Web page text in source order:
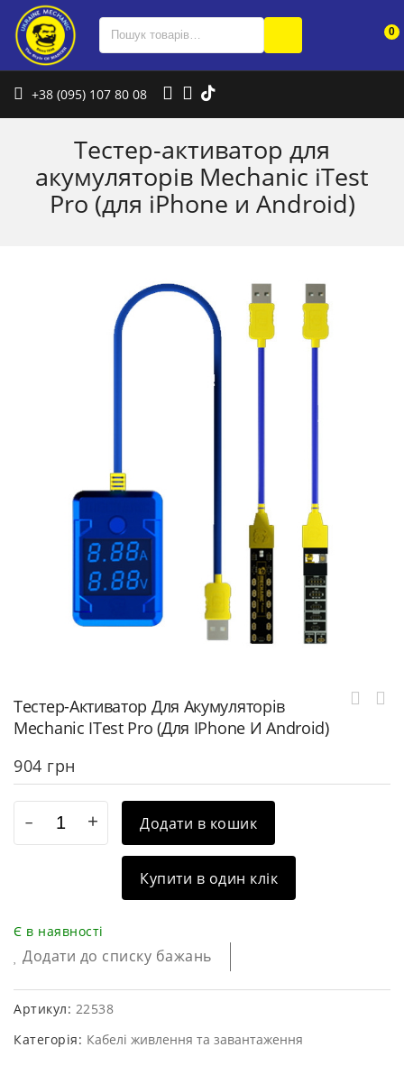
0
+38 (095) 107 80 08
Тестер-активатор для
акумуляторів Mechanic iTest
Pro (для iPhone и Android)
Тестер-Активатор Для Акумуляторів
Mechanic ITest Pro (для IPhone И Android)
904 грн
Додати в кошик
Купити в один клік
Є в наявності
Додати до списку бажань
Артикул: 22538
Категорія: Кабелі живлення та завантаження